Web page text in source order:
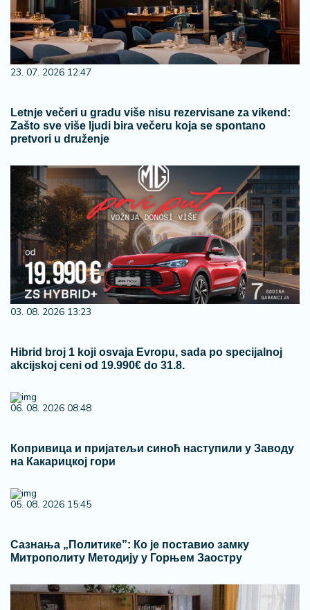
23. 07. 2026 12:47
Letnje večeri u gradu više nisu rezervisane za vikend:
Zašto sve više ljudi bira večeru koja se spontano
pretvori u druženje
03. 08. 2026 13:23
Hibrid broj 1 koji osvaja Evropu, sada po specijalnoj
akcijskoj ceni od 19.990€ do 31.8.
06. 08. 2026 08:48
Копривица и пријатељи синоћ наступили у Заводу
на Какарицкој гори
05. 08. 2026 15:45
Сазнања „Политике”: Ко је поставио замку
Митрополиту Методију у Горњем Заостру